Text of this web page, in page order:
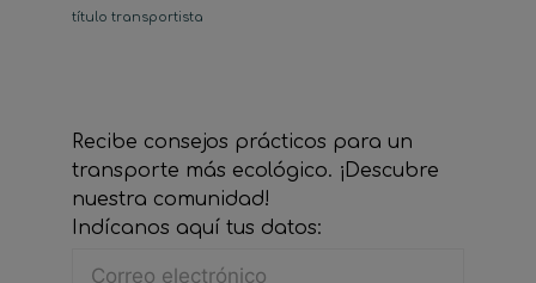
título transportista
Recibe consejos prácticos para un
transporte más ecológico. ¡Descubre
nuestra comunidad!
Indícanos aquí tus datos: